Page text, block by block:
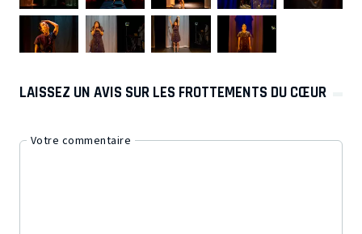
LAISSEZ UN AVIS SUR LES FROTTEMENTS DU CŒUR
Votre commentaire